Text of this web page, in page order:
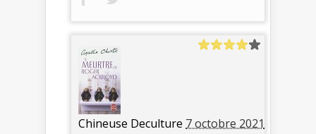
Chineuse Deculture 7 octobre 2021